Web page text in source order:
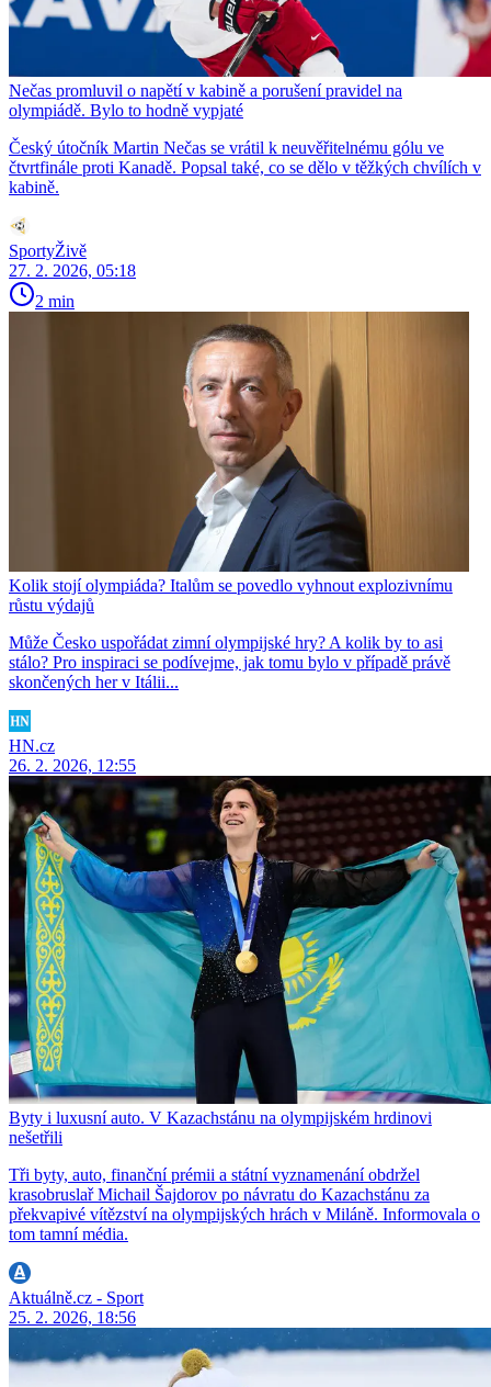
Nečas promluvil o napětí v kabině a porušení pravidel na
olympiádě. Bylo to hodně vypjaté
Český útočník Martin Nečas se vrátil k neuvěřitelnému gólu ve
čtvrtfinále proti Kanadě. Popsal také, co se dělo v těžkých chvílích v
kabině.
SportyŽivě
27. 2. 2026, 05:18
2 min
Kolik stojí olympiáda? Italům se povedlo vyhnout explozivnímu
růstu výdajů
Může Česko uspořádat zimní olympijské hry? A kolik by to asi
stálo? Pro inspiraci se podívejme, jak tomu bylo v případě právě
skončených her v Itálii...
HN.cz
26. 2. 2026, 12:55
Byty i luxusní auto. V Kazachstánu na olympijském hrdinovi
nešetřili
Tři byty, auto, finanční prémii a státní vyznamenání obdržel
krasobruslař Michail Šajdorov po návratu do Kazachstánu za
překvapivé vítězství na olympijských hrách v Miláně. Informovala o
tom tamní média.
Aktuálně.cz - Sport
25. 2. 2026, 18:56